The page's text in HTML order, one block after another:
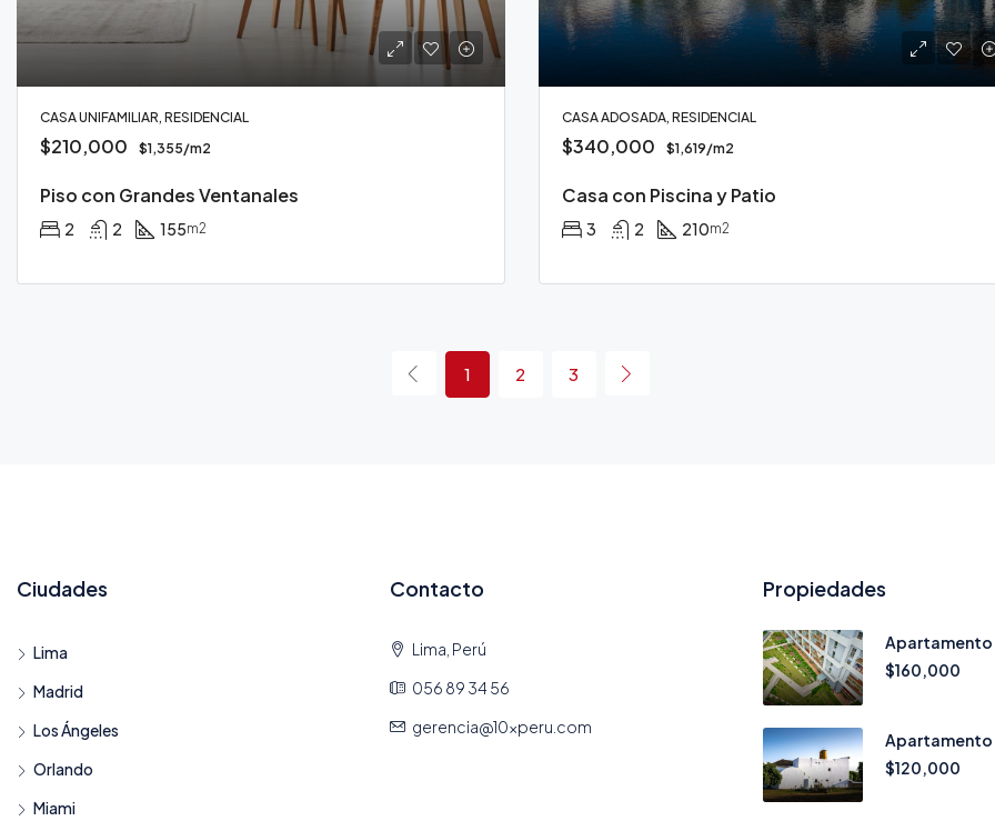
CASA UNIFAMILIAR, RESIDENCIAL
$210,000 $1,355/m2
Piso con Grandes Ventanales
2 2 155m2
CASA ADOSADA, RESIDENCIAL
$340,000 $1,619/m2
Casa con Piscina y Patio
3 2 210m2
1 2 3
Ciudades
Lima
Madrid
Los Ángeles
Orlando
Miami
Contacto
Lima, Perú
056 89 34 56
gerencia@10xperu.com
Propiedades
Apartamento
$160,000
Apartamento
$120,000